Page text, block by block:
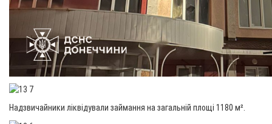
Надзвичайники ліквідували займання на загальній площі 1180 м².